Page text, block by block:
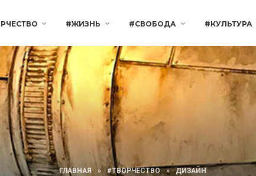
#ЖИЗНЬ #СВОБОДА #КУЛЬТУРА
ГЛАВНАЯ » #ТВОРЧЕСТВО » ДИЗАЙН